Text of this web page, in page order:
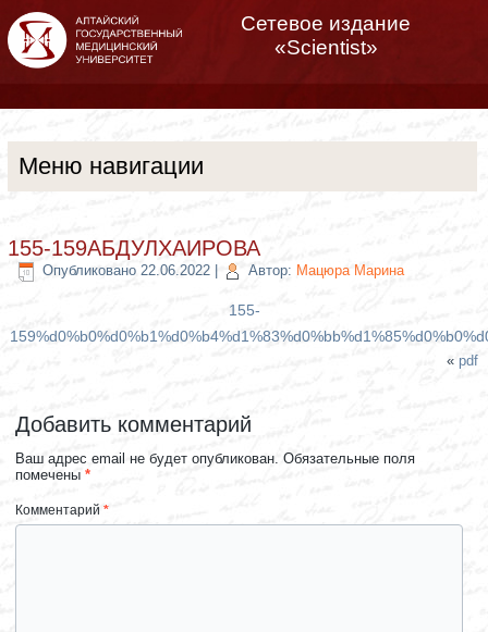
Сетевое издание
«Scientist»
Меню навигации
155-159АБДУЛХАИРОВА
Опубликовано 22.06.2022 Автор: Мацюра Марина
155-
« pdf
Добавить комментарий
Ваш адрес email не будет опубликован. Обязательные поля
помечены*
Комментарий*